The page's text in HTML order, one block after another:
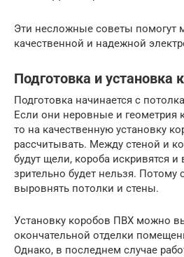
Эти несложные советы помогут
качественной и надежной
Подготовка и установка
Подготовка начинается с
Если они неровные и геометрия
то на качественную установку
рассчитывать. Между стеной и
будут щели, короба искривятся и
зрительно будет нельзя. Потому
выровнять потолки и стены.
Установку коробов ПВХ можно
окончательной отделки
Однако, в последнем случае